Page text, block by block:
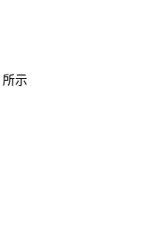
所示